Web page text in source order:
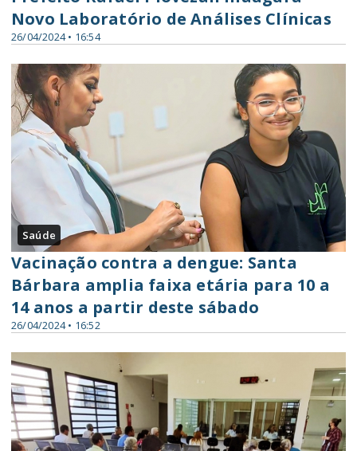
26/04/2024 • 16:54
Novo Laboratório de Análises Clínicas
Saúde
26/04/2024 • 16:52
Vacinação contra a dengue: Santa
Bárbara amplia faixa etária para 10 a
14 anos a partir deste sábado